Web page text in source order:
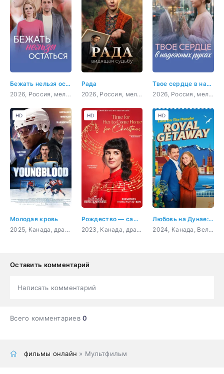
Бежать нельзя остаться
2026, Россия, мелодрама
Рада
2026, Россия, мелодрама, детектив, криминал
Твое сердце в надежных руках
2026, Россия, мелодрама
Молодая кровь
2025, Канада, драма, мелодрама, спорт
HD
Рождество — самое время вернуться домой
2023, Канада, драма, мелодрама
HD
Любовь на Дунае: Королевское путешествие
2024, Канада, Великобритания, Бельгия, драма, мелодрама
HD
Оставить комментарий
Написать комментарий
Всего комментариев0
фильмы онлайн » Мультфильм